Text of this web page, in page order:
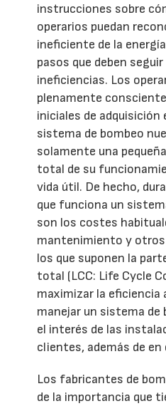
instrucciones sobre
operarios puedan
ineficiente de la
pasos que deben
ineficiencias. Los
plenamente
iniciales de adquisición
sistema de bombeo
solamente una
total de su
vida útil. De hecho,
que funciona un
son los costes
mantenimiento y
los que suponen la
total (LCC: Life Cycle
maximizar la eficiencia
manejar un sistema de
el interés de las
clientes, además de
Los fabricantes de
de la importancia que